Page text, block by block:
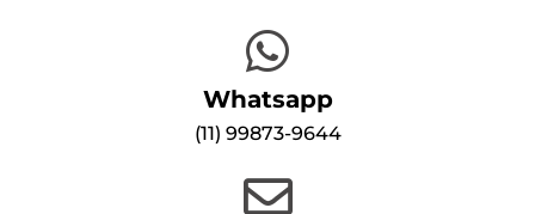
Whatsapp
(11) 99873-9644